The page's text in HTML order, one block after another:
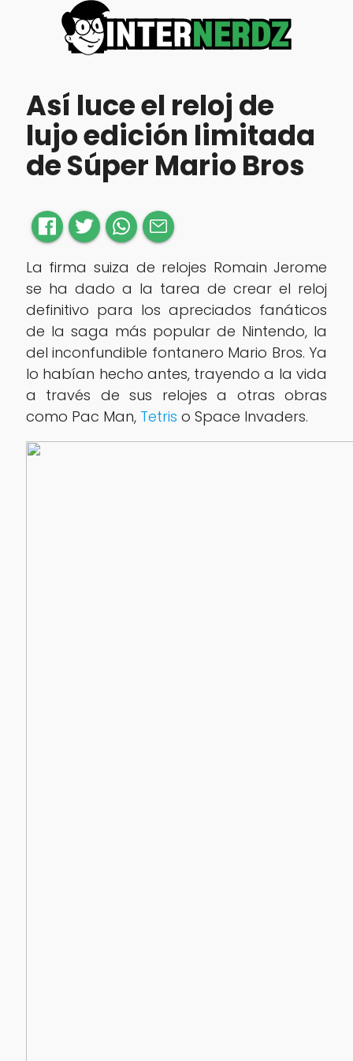
Así luce el reloj de
lujo edición limitada
de Súper Mario Bros
La firma suiza de relojes Romain Jerome
se ha dado a la tarea de crear el reloj
definitivo para los apreciados fanáticos
de la saga más popular de Nintendo, la
del inconfundible fontanero Mario Bros. Ya
lo habían hecho antes, trayendo a la vida
a través de sus relojes a otras obras
como Pac Man, Tetris o Space Invaders.